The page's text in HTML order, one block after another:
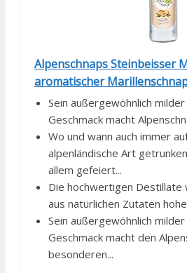
Alpenschnaps Steinbeisser
aromatischer
Sein außergewöhnlich
Geschmack macht
Wo und wann auch immer
alpenländische Art
allem gefeiert...
Die hochwertigen Destillate
aus natürlichen Zutaten
Sein außergewöhnlich
Geschmack macht den
besonderen...